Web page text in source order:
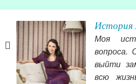
История
Моя
вопроса.
выйти
всю